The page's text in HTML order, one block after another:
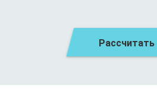
Рассчитать